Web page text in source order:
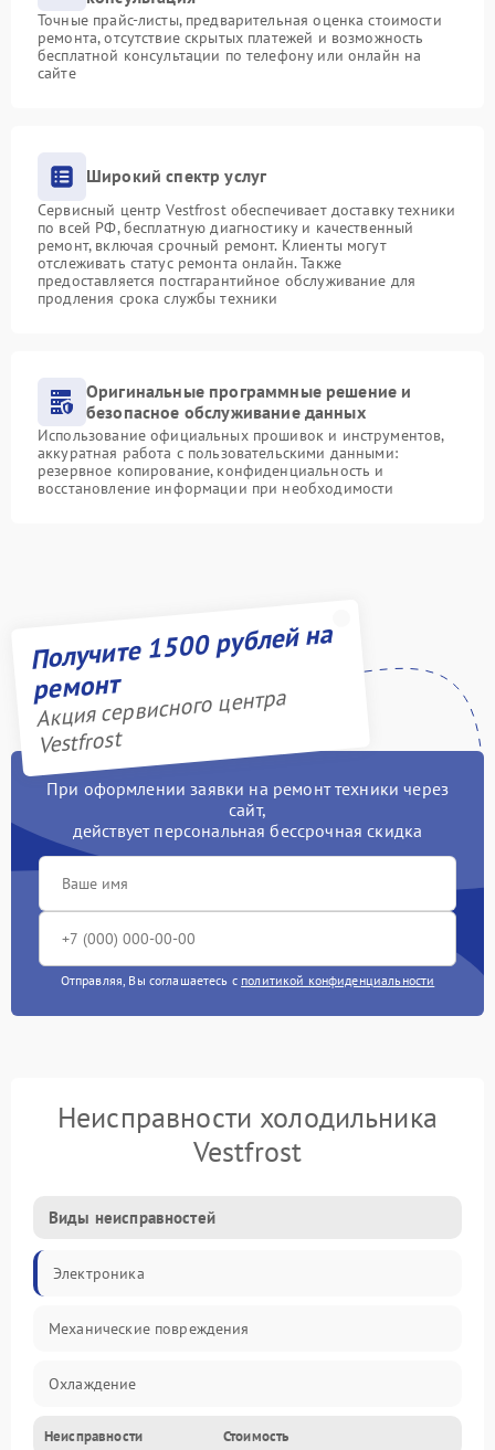
Точные прайс-листы, предварительная оценка стоимости
ремонта, отсутствие скрытых платежей и возможность
бесплатной консультации по телефону или онлайн на
сайте
Широкий спектр услуг
Сервисный центр Vestfrost обеспечивает доставку техники
по всей РФ, бесплатную диагностику и качественный
ремонт, включая срочный ремонт. Клиенты могут
отслеживать статус ремонта онлайн. Также
предоставляется постгарантийное обслуживание для
продления срока службы техники
Оригинальные программные решение и
безопасное обслуживание данных
Использование официальных прошивок и инструментов,
аккуратная работа с пользовательскими данными:
резервное копирование, конфиденциальность и
восстановление информации при необходимости
Получите 1500 рублей на
ремонт
Акция сервисного центра
Vestfrost
При оформлении заявки на ремонт техники через
сайт,
действует персональная бессрочная скидка
Отправляя, Вы соглашаетесь с политикой конфиденциальности
Неисправности холодильника
Vestfrost
Виды неисправностей
Электроника
Механические повреждения
Охлаждение
Механика
Неисправности Стоимость